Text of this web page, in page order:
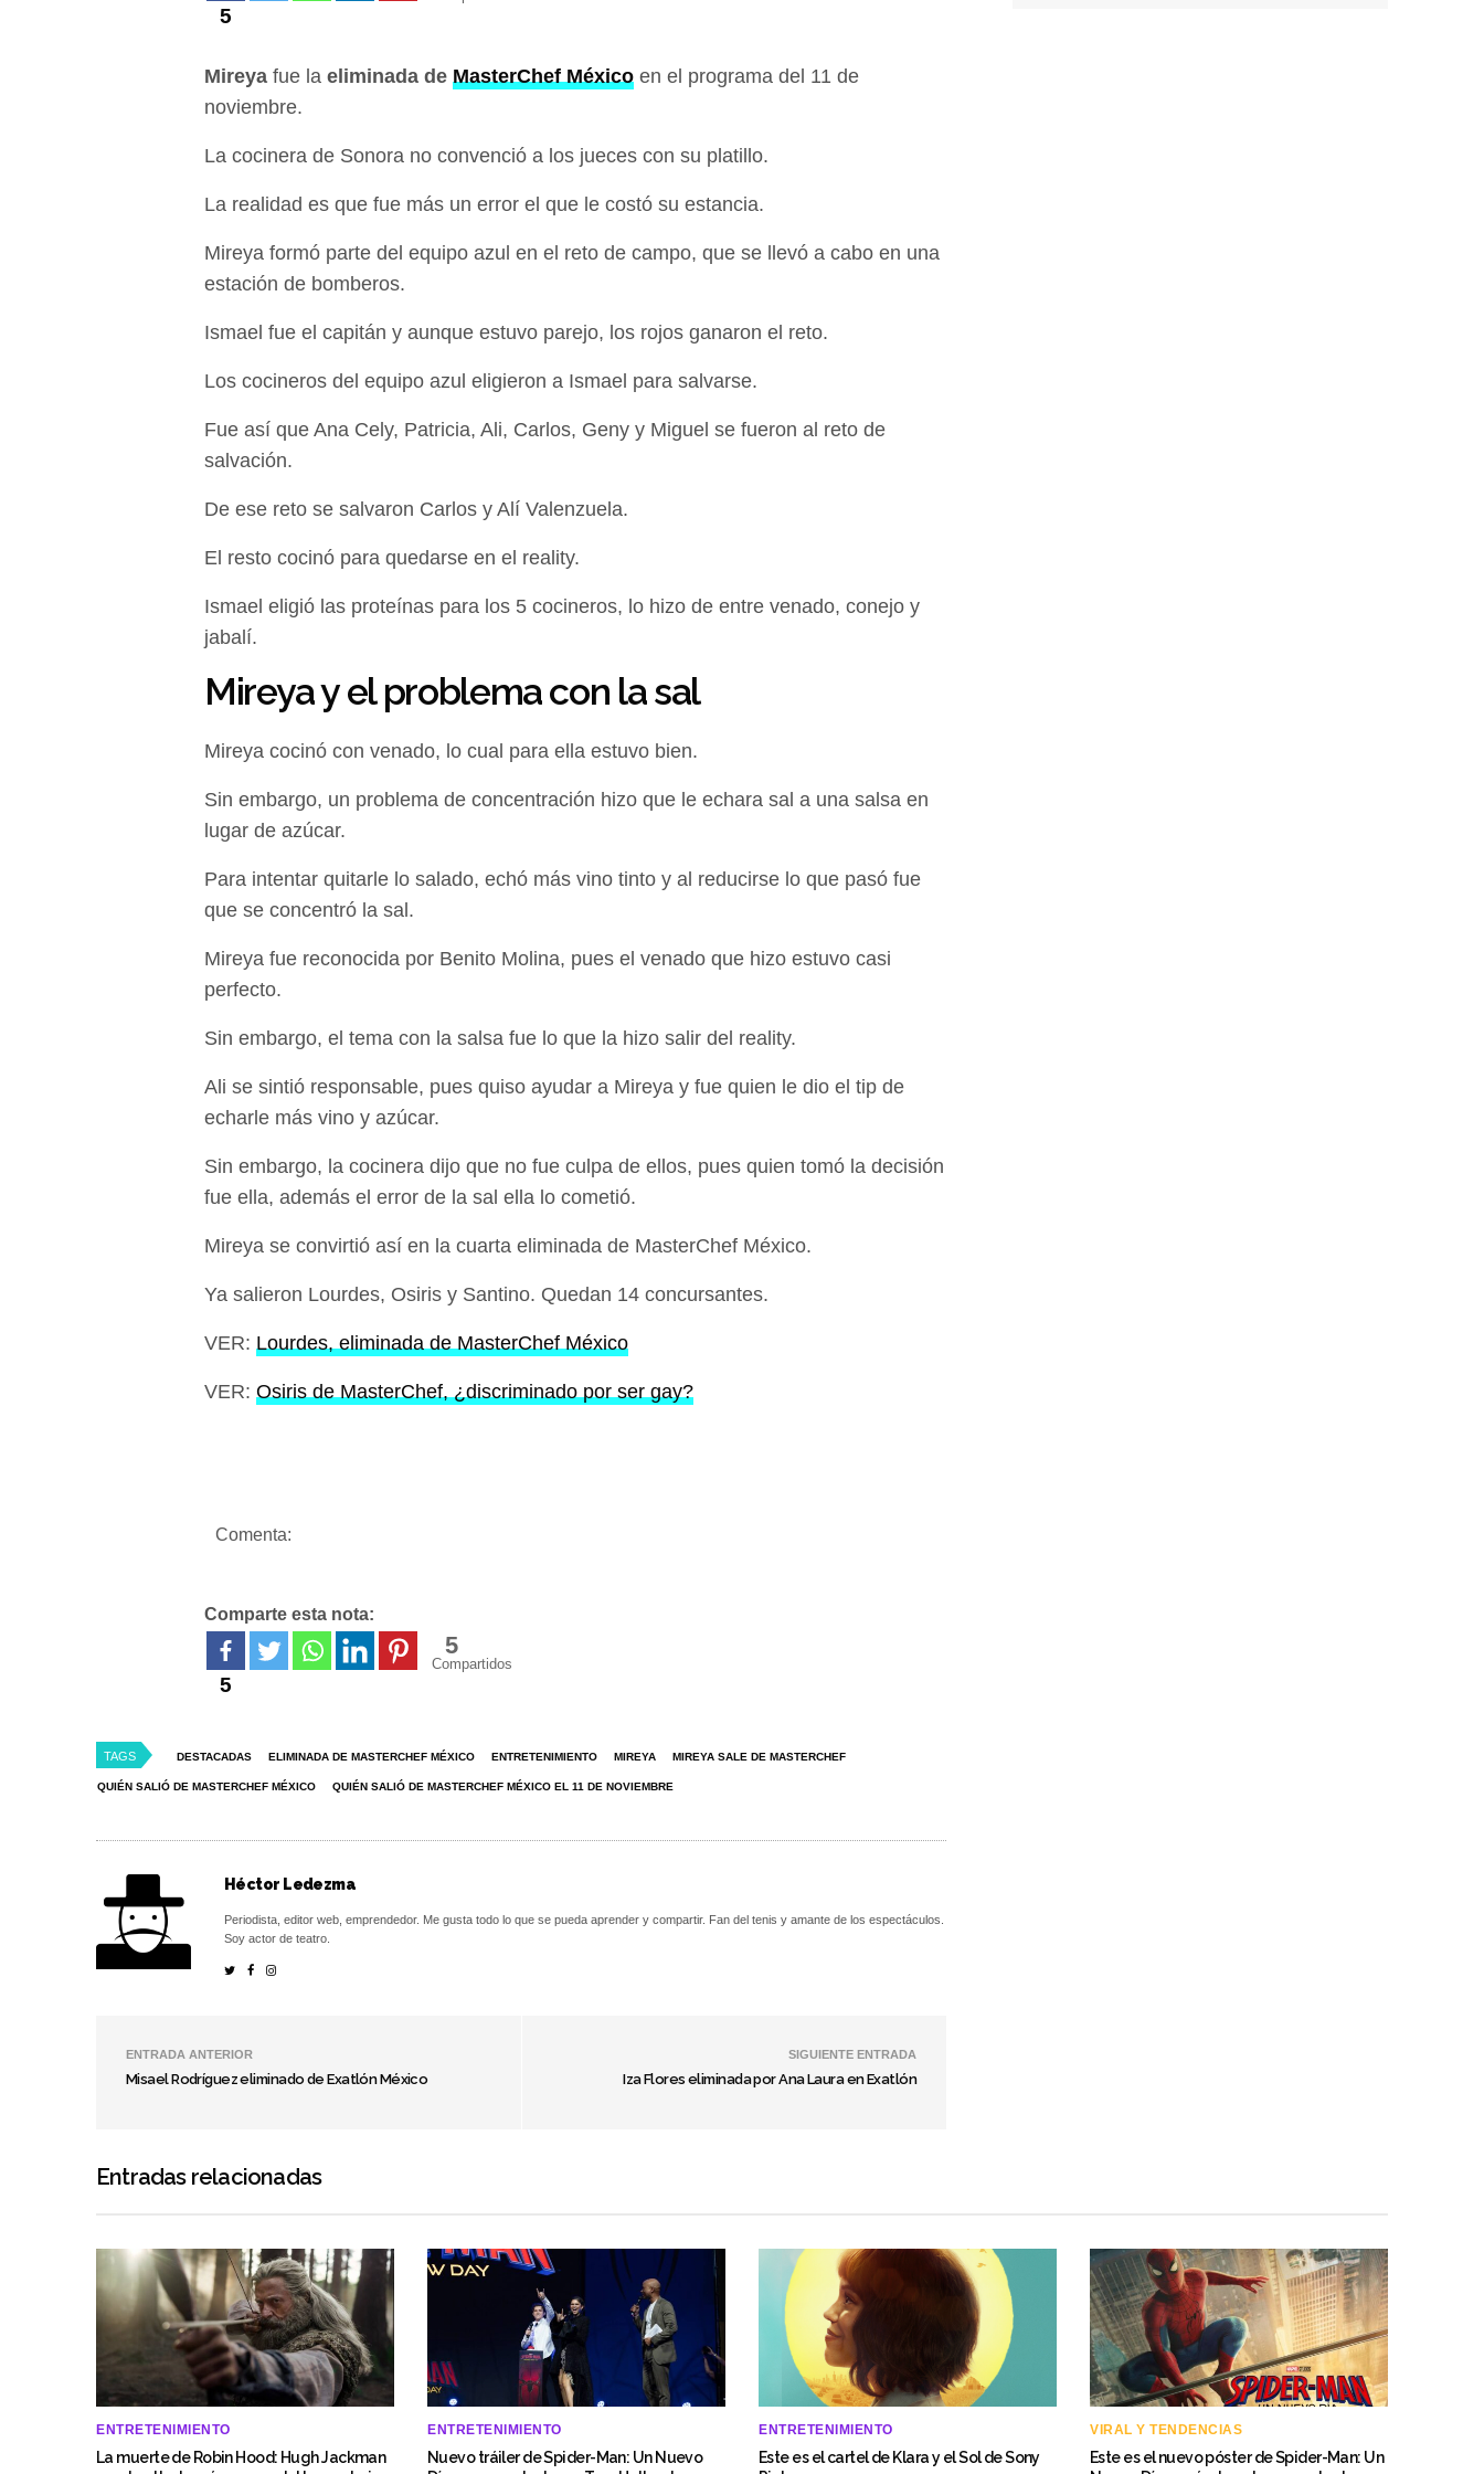
5
Mireya fue la eliminada de MasterChef México en el programa del 11 de
noviembre.
La cocinera de Sonora no convenció a los jueces con su platillo.
La realidad es que fue más un error el que le costó su estancia.
Mireya formó parte del equipo azul en el reto de campo, que se llevó a cabo en una
estación de bomberos.
Ismael fue el capitán y aunque estuvo parejo, los rojos ganaron el reto.
Los cocineros del equipo azul eligieron a Ismael para salvarse.
Fue así que Ana Cely, Patricia, Ali, Carlos, Geny y Miguel se fueron al reto de
salvación.
De ese reto se salvaron Carlos y Alí Valenzuela.
El resto cocinó para quedarse en el reality.
Ismael eligió las proteínas para los 5 cocineros, lo hizo de entre venado, conejo y
jabalí.
Mireya y el problema con la sal
Mireya cocinó con venado, lo cual para ella estuvo bien.
Sin embargo, un problema de concentración hizo que le echara sal a una salsa en
lugar de azúcar.
Para intentar quitarle lo salado, echó más vino tinto y al reducirse lo que pasó fue
que se concentró la sal.
Mireya fue reconocida por Benito Molina, pues el venado que hizo estuvo casi
perfecto.
Sin embargo, el tema con la salsa fue lo que la hizo salir del reality.
Ali se sintió responsable, pues quiso ayudar a Mireya y fue quien le dio el tip de
echarle más vino y azúcar.
Sin embargo, la cocinera dijo que no fue culpa de ellos, pues quien tomó la decisión
fue ella, además el error de la sal ella lo cometió.
Mireya se convirtió así en la cuarta eliminada de MasterChef México.
Ya salieron Lourdes, Osiris y Santino. Quedan 14 concursantes.
VER: Lourdes, eliminada de MasterChef México
VER: Osiris de MasterChef, ¿discriminado por ser gay?
Comenta:
Comparte esta nota:
5
5
Compartidos
TAGS DESTACADAS ELIMINADA DE MASTERCHEF MÉXICO ENTRETENIMIENTO MIREYA MIREYA SALE DE MASTERCHEF
QUIÉN SALIÓ DE MASTERCHEF MÉXICO QUIÉN SALIÓ DE MASTERCHEF MÉXICO EL 11 DE NOVIEMBRE
Héctor Ledezma
Periodista, editor web, emprendedor. Me gusta todo lo que se pueda aprender y compartir. Fan del tenis y amante de los espectáculos.
Soy actor de teatro.
ENTRADA ANTERIOR
Misael Rodríguez eliminado de Exatlón México
SIGUIENTE ENTRADA
Iza Flores eliminada por Ana Laura en Exatlón
Entradas relacionadas
ENTRETENIMIENTO
La muerte de Robin Hood: Hugh Jackman
ENTRETENIMIENTO
Nuevo tráiler de Spider-Man: Un Nuevo
ENTRETENIMIENTO
Este es el cartel de Klara y el Sol de Sony
VIRAL Y TENDENCIAS
Este es el nuevo póster de Spider-Man: Un